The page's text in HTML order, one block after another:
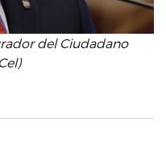
del Ciudadano